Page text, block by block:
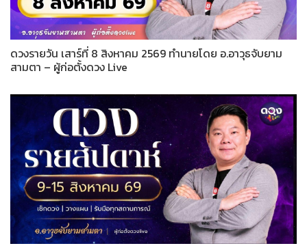
ดวงรายวัน เสาร์ที่ 8 สิงหาคม 2569 ทำนายโดย อ.อาวุธจับยาม
สามตา – ผู้ก่อตั้งดวง Live